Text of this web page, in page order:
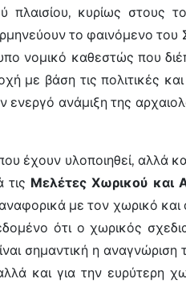
κυρίως στους
το φαινόμενο του
νομικό καθεστώς που
βάση τις πολιτικές και
ενεργό ανάμιξη της
έχουν υλοποιηθεί, αλλά
τις Μελέτες Χωρικού και
με τον χωρικό και
ότι ο χωρικός
σημαντική η
και για την ευρύτερη